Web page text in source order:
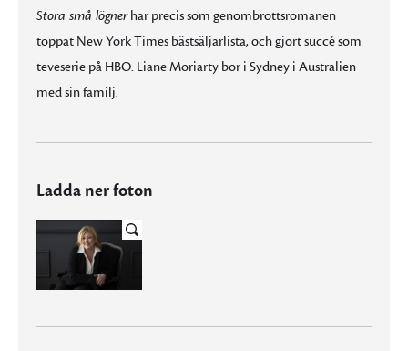
Stora små lögnerhar precis som genombrottsromanen
toppat New York Times bästsäljarlista, och gjort succé som
teveserie på HBO. Liane Moriarty bor i Sydney i Australien
med sin familj.
Ladda ner foton